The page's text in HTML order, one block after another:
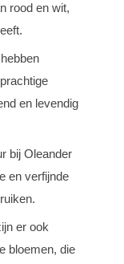
rood en wit,
en levendig
bij Oleander
en verfijnde
er ook
bloemen, die